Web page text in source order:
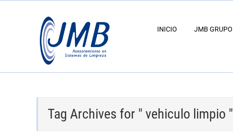
INICIO JMB GRUPO
Tag Archives for " vehiculo limpio "